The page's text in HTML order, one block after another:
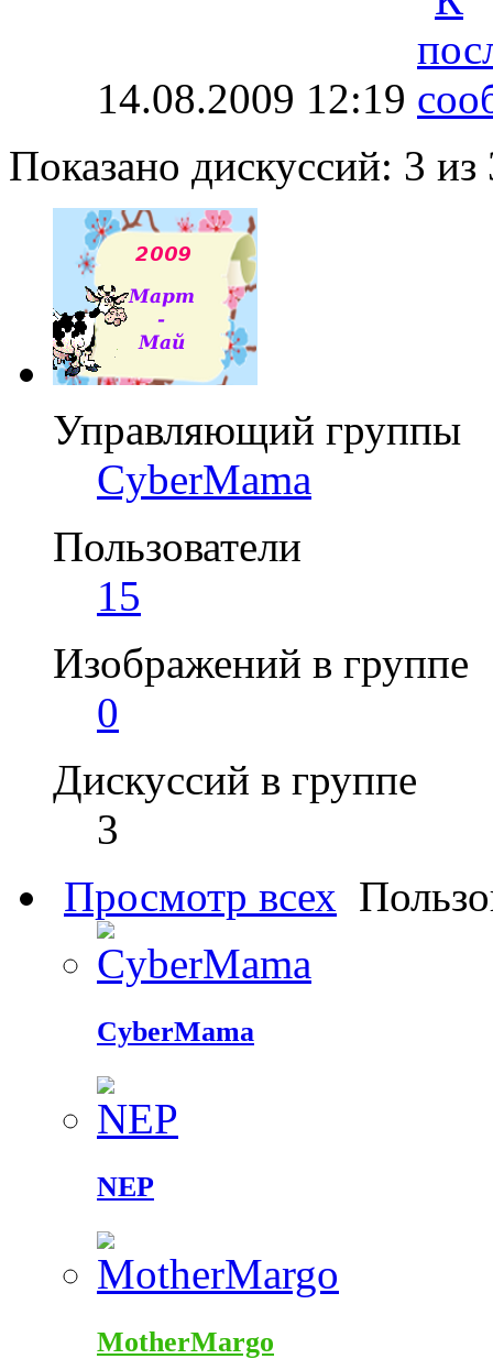
14.08.2009 12:19
Показано дискуссий: 3 из
Управляющий группы
CyberMama
Пользователи
15
Изображений в группе
0
Дискуссий в группе
3
Просмотр всех
CyberMama
NEP
MotherMargo